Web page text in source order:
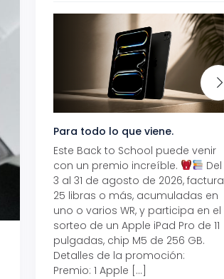
Para todo lo que viene.
Este Back to School puede venir
con un premio increíble.
Del
3 al 31 de agosto de 2026, factura
25 libras o más, acumuladas en
uno o varios WR, y participa en el
sorteo de un Apple iPad Pro de 11
pulgadas, chip M5 de 256 GB.
Detalles de la promoción:
Premio: 1 Apple […]